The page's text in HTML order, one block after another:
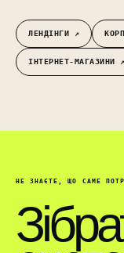
ЛЕНДІНГИ ↗︎
ІНТЕРНЕТ-МАГАЗИНИ ↗︎
НЕ ЗНАЄТЕ, ЩО САМЕ